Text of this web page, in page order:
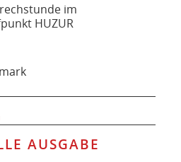
im
HUZUR
AUSGABE